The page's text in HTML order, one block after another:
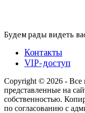
Будем рады видеть
Контакты
VIP-доступ
Copyright © 2026 -
представленные на
собственностью.
по согласованию с